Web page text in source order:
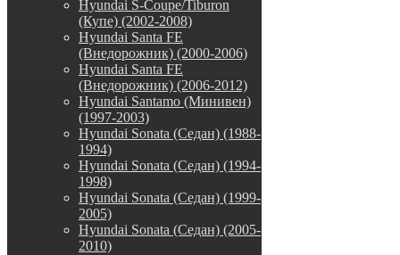
Hyundai S-Coupe/Tiburon
(Купе) (2002-2008)
Hyundai Santa FE
(Внедорожник) (2000-2006)
Hyundai Santa FE
(Внедорожник) (2006-2012)
Hyundai Santamo (Минивен)
(1997-2003)
Hyundai Sonata (Седан) (1988-
1994)
Hyundai Sonata (Седан) (1994-
1998)
Hyundai Sonata (Седан) (1999-
2005)
Hyundai Sonata (Седан) (2005-
2010)